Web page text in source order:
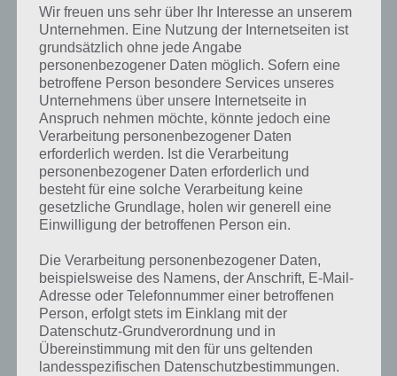
Kurze Begriffserklärung zur Lösung
Monster ist die Lösung für das tägliche Rätsel am 2.10.2021 in 4
Bilder 1 Wort, doch welche Bedeutung hat dieses eigentlich und was
gibt es dazu zu wissen? Passt das Wort auch zu Spooktober? Zu
bestimmten Lösungen präsentieren wir daher auch immer eine
kurze Begriffserklärung!
Wir freuen uns sehr über Ihr Interesse an unserem
Unternehmen. Eine Nutzung der Internetseiten ist
grundsätzlich ohne jede Angabe
personenbezogener Daten möglich. Sofern eine
betroffene Person besondere Services unseres
Unternehmens über unsere Internetseite in
Anspruch nehmen möchte, könnte jedoch eine
Verarbeitung personenbezogener Daten
erforderlich werden. Ist die Verarbeitung
personenbezogener Daten erforderlich und
besteht für eine solche Verarbeitung keine
gesetzliche Grundlage, holen wir generell eine
Einwilligung der betroffenen Person ein.
Die Verarbeitung personenbezogener Daten,
beispielsweise des Namens, der Anschrift, E-Mail-
Adresse oder Telefonnummer einer betroffenen
Person, erfolgt stets im Einklang mit der
Datenschutz-Grundverordnung und in
Übereinstimmung mit den für uns geltenden
landesspezifischen Datenschutzbestimmungen.